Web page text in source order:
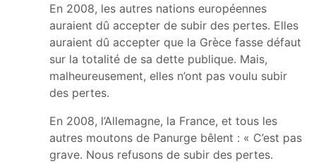
En 2008, les autres nations européennes
auraient dû accepter de subir des pertes. Elles
auraient dû accepter que la Grèce fasse défaut
sur la totalité de sa dette publique. Mais,
malheureusement, elles n’ont pas voulu subir
des pertes.
En 2008, l’Allemagne, la France, et tous les
autres moutons de Panurge bêlent : « C’est pas
grave. Nous refusons de subir des pertes.